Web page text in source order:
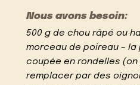
Nous avons besoin:
500 g de chou râpé ou
morceau de poireau –
coupée en rondelles
remplacer par des